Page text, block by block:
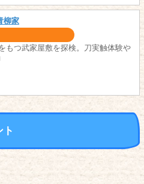
柳家
もつ武家屋敷を探検。刀実触体験や
ト